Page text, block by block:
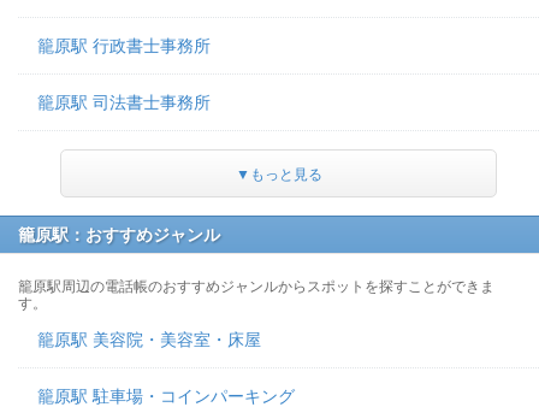
籠原駅 行政書士事務所
籠原駅 司法書士事務所
▼もっと見る
籠原駅：おすすめジャンル
籠原駅周辺の電話帳のおすすめジャンルからスポットを探すことができま
す。
籠原駅 美容院・美容室・床屋
籠原駅 駐車場・コインパーキング